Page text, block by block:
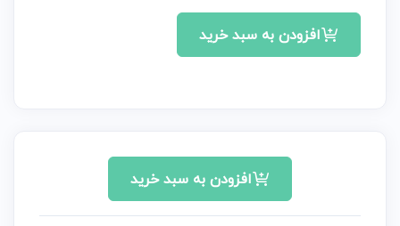
افزودن به سبد خرید
افزودن به سبد خرید